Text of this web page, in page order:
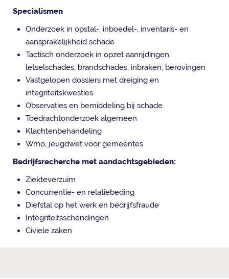
Specialismen
Onderzoek in opstal-, inboedel-, inventaris- en
aansprakelijkheid schade
Tactisch onderzoek in opzet aanrijdingen,
letselschades, brandschades, inbraken, berovingen
Vastgelopen dossiers met dreiging en
integriteitskwesties
Observaties en bemiddeling bij schade
Toedrachtonderzoek algemeen
Klachtenbehandeling
Wmo, jeugdwet voor gemeentes
Bedrijfsrecherche met aandachtsgebieden:
Ziekteverzuim
Concurrentie- en relatiebeding
Diefstal op het werk en bedrijfsfraude
Integriteitsschendingen
Civiele zaken